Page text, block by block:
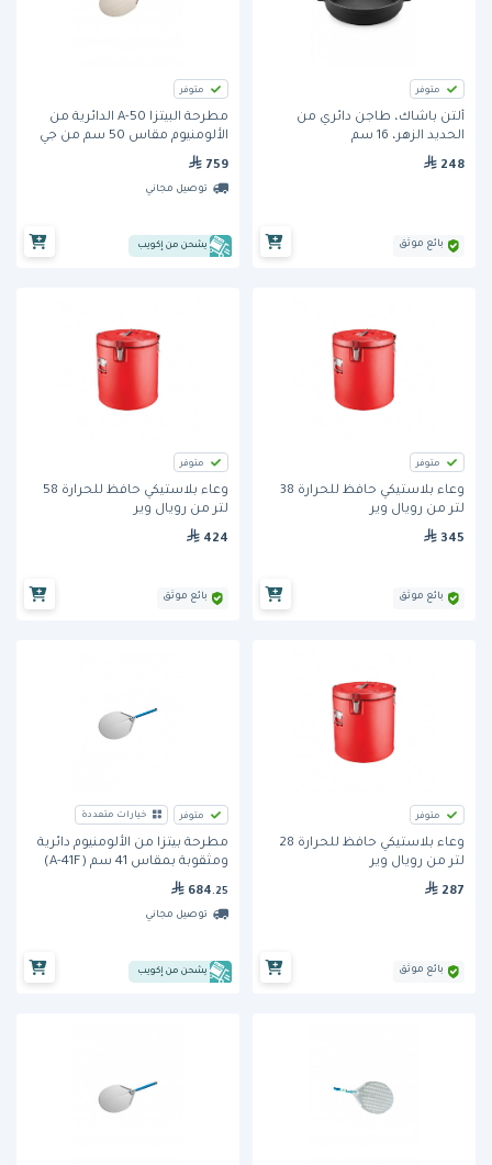
متوفر
ألتن باشاك، طاجن دائري من
الحديد الزهر، 16 سم
248
بائع موثق
متوفر
مطرحة البيتزا A-50 الدائرية من
الألومنيوم مقاس 50 سم من جي
آي ميتال
759
توصيل مجاني
يشحن من إكويب
متوفر
وعاء بلاستيكي حافظ للحرارة 38
لتر من رويال وير
345
بائع موثق
متوفر
وعاء بلاستيكي حافظ للحرارة 58
لتر من رويال وير
424
بائع موثق
متوفر
وعاء بلاستيكي حافظ للحرارة 28
لتر من رويال وير
287
بائع موثق
متوفر خيارات متعددة
مطرحة بيتزا من الألومنيوم دائرية
ومثقوبة بمقاس 41 سم (A-41F)
من جي آي ميتال
684 .25
توصيل مجاني
يشحن من إكويب